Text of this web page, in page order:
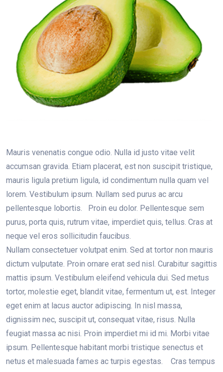
Mauris venenatis congue odio. Nulla id justo vitae velit
accumsan gravida. Etiam placerat, est non suscipit tristique,
mauris ligula pretium ligula, id condimentum nulla quam vel
lorem. Vestibulum ipsum. Nullam sed purus ac arcu
pellentesque lobortis. Proin eu dolor. Pellentesque sem
purus, porta quis, rutrum vitae, imperdiet quis, tellus. Cras at
neque vel eros sollicitudin faucibus.
Nullam consectetuer volutpat enim. Sed at tortor non mauris
dictum vulputate. Proin ornare erat sed nisl. Curabitur sagittis
mattis ipsum. Vestibulum eleifend vehicula dui. Sed metus
tortor, molestie eget, blandit vitae, fermentum ut, est. Integer
eget enim at lacus auctor adipiscing. In nisl massa,
dignissim nec, suscipit ut, consequat vitae, risus. Nulla
feugiat massa ac nisi. Proin imperdiet mi id mi. Morbi vitae
ipsum. Pellentesque habitant morbi tristique senectus et
netus et malesuada fames ac turpis egestas. Cras tempus